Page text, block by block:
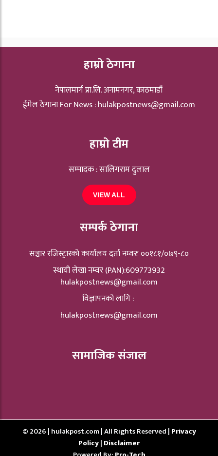
हाम्रो ठेगाना
नेपालमार्ग प्रा.लि. अनामनगर, काठमाडौं
ईमेल ठेगाना For News :hulakpostnews@gmail.com
हाम्रो टीम
सम्पादक : सालिगराम दुलाल
VIEW ALL
सम्पर्क ठेगाना
सञ्चार रजिस्ट्रारकाे कार्यालय दर्ता नम्वरः ००१८१/०७९-८०
स्थायी लेखा नम्वर (PAN):609773932
hulakpostnews@gmail.com
विज्ञापनको लागि :
hulakpostnews@gmail.com
सामाजिक संजाल
© 2026 | hulakpost.com | All Rights Reserved | Privacy
Policy| Disclaimer